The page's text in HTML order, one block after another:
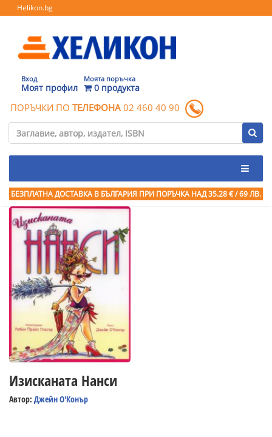
Helikon.bg
Вход
Моят профил
Моята поръчка
0 продукта
ПОРЪЧКИ ПО ТЕЛЕФОНА 02 460 40 90
БЕЗПЛАТНА ДОСТАВКА В БЪЛГАРИЯ ПРИ ПОРЪЧКА НАД 35.28 € / 69 ЛВ.
Изисканата Нанси
Автор: Джейн О'Конър